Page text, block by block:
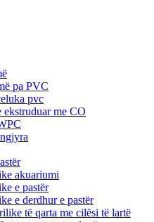
pa PVC
pvc
ekstruduar me CO
akuariumi
e pastër
e derdhur e pastër
të qarta me cilësi të lartë